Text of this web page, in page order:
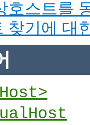
호스트를
찾기에 대